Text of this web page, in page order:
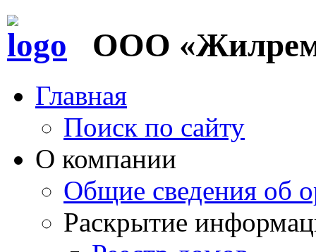
ООО
Главная
Поиск по сайту
О компании
Общие сведения об
Раскрытие